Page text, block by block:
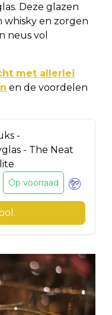
Deze glazen
whisky en zorgen
neus vol
met allerlei
en de voordelen
-
- The Neat
Op voorraad
.